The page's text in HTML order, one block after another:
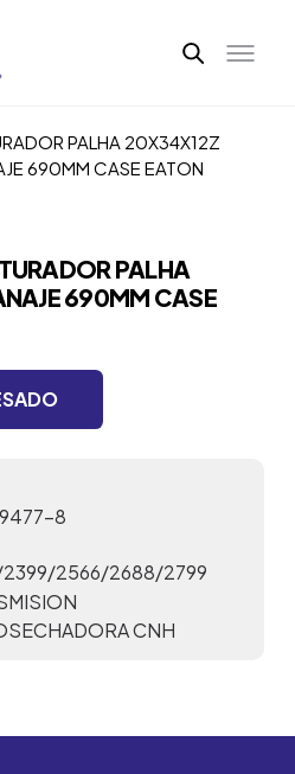
PALHA 20X34X12Z
690MM CASE EATON
PALHA
690MM CASE
8
2566/2688/2799
CNH